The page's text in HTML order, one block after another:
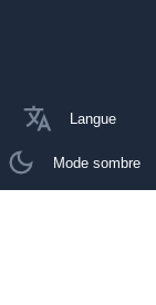
Langue
Mode sombre